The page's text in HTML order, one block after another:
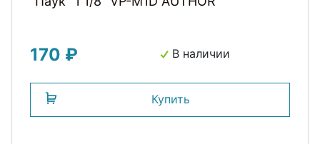
170 ₽ В наличии
Купить